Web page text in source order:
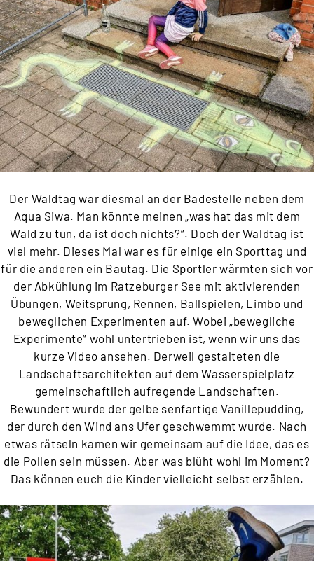
Der Waldtag war diesmal an der Badestelle neben dem
Aqua Siwa. Man könnte meinen „was hat das mit dem
Wald zu tun, da ist doch nichts?“. Doch der Waldtag ist
viel mehr. Dieses Mal war es für einige ein Sporttag und
für die anderen ein Bautag. Die Sportler wärmten sich vor
der Abkühlung im Ratzeburger See mit aktivierenden
Übungen, Weitsprung, Rennen, Ballspielen, Limbo und
beweglichen Experimenten auf. Wobei „bewegliche
Experimente“ wohl untertrieben ist, wenn wir uns das
kurze Video ansehen. Derweil gestalteten die
Landschaftsarchitekten auf dem Wasserspielplatz
gemeinschaftlich aufregende Landschaften.
Bewundert wurde der gelbe senfartige Vanillepudding,
der durch den Wind ans Ufer geschwemmt wurde. Nach
etwas rätseln kamen wir gemeinsam auf die Idee, das es
die Pollen sein müssen. Aber was blüht wohl im Moment?
Das können euch die Kinder vielleicht selbst erzählen.